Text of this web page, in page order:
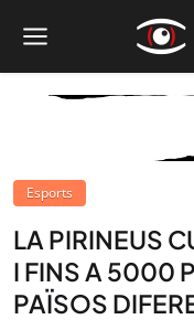
Esports
LA PIRINEUS
I FINS A 5000
PAÏSOS